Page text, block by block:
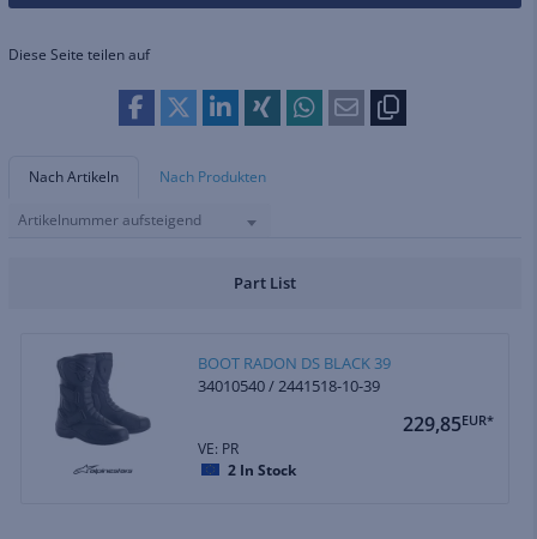
Diese Seite teilen auf
Nach Artikeln Nach Produkten
Artikelnummer aufsteigend
Part List
BOOT RADON DS BLACK 39
34010540 / 2441518-10-39
229,85EUR*
VE: PR
2 In Stock